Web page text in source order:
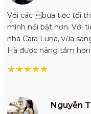
Với các bữa tiệc tối
mình nổi bật hơn. Với
nhà Cara Luna, vừa
Hà được nâng tầm
★★★★★
Nguyễn